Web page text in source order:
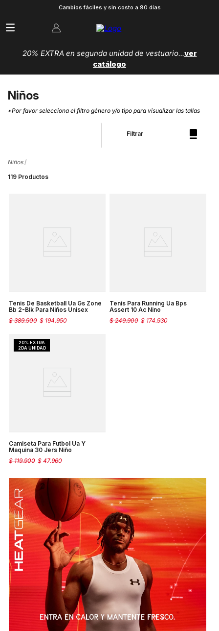
Cambios fáciles y sin costo a 90 días
20% EXTRA en segunda unidad de vestuario...ver
catálogo
Niños
*Por favor selecciona el filtro género y/o tipo para visualizar las tallas
Filtrar
Niños
119 Productos
Tenis De Basketball Ua Gs Zone
Bb 2-Blk Para Niños Unisex
$ 194.950
$ 389.900
Tenis Para Running Ua Bps
Assert 10 Ac Nino
$ 174.930
$ 249.900
Camiseta Para Futbol Ua Y
Maquina 30 Jers Niño
$ 47.960
$ 119.900